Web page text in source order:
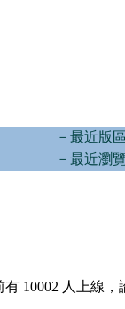
－最近版
－最近瀏
10002 人上線